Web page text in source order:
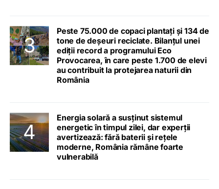
Peste 75.000 de copaci plantați și 134 de
tone de deșeuri reciclate. Bilanțul unei
ediții record a programului Eco
Provocarea, în care peste 1.700 de elevi
au contribuit la protejarea naturii din
România
Energia solară a susținut sistemul
energetic în timpul zilei, dar experții
avertizează: fără baterii și rețele
moderne, România rămâne foarte
vulnerabilă